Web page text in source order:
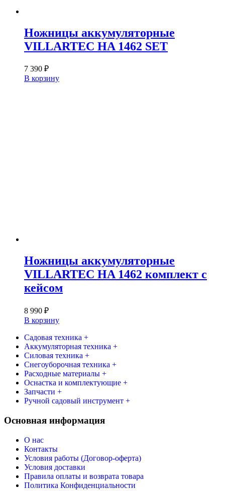
Ножницы аккумуляторные
VILLARTEC HA 1462 SET
7 390 ₽
В корзину
Ножницы аккумуляторные
VILLARTEC HA 1462 комплект с
кейсом
8 990 ₽
В корзину
Садовая техника +
Аккумуляторная техника +
Силовая техника +
Снегоуборочная техника +
Расходные материалы +
Оснастка и комплектующие +
Запчасти +
Ручной садовый инструмент +
Основная информация
О нас
Контакты
Условия работы (Договор-оферта)
Условия доставки
Правила оплаты и возврата товара
Политика Конфиденциальности